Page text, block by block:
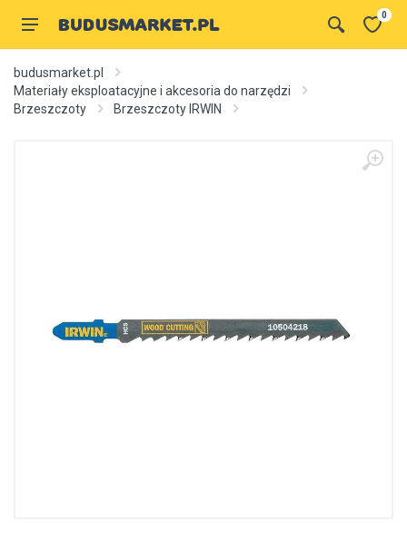
0
budusmarket.pl
Materiały eksploatacyjne i akcesoria do narzędzi
Brzeszczoty
Brzeszczoty IRWIN